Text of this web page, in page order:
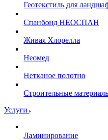
Геотекстиль для
Спанбонд НЕОСПАН
Живая Хлорелла
Нeомед
Нетканое полотно
Строительные
Услуги
Ламинирование